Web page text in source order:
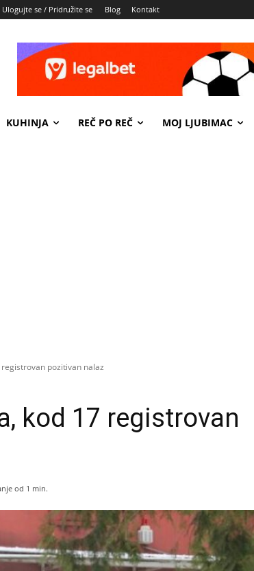
Ulogujte se / Pridružite se Blog Kontakt
KUHINJA REČ PO REČ MOJ LJUBIMAC
pozitivan nalaz
kod 17 registrovan
od 1 min.